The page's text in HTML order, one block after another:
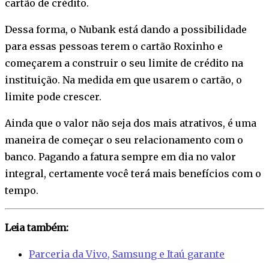
cartão de crédito.
Dessa forma, o Nubank está dando a possibilidade
para essas pessoas terem o cartão Roxinho e
começarem a construir o seu limite de crédito na
instituição. Na medida em que usarem o cartão, o
limite pode crescer.
Ainda que o valor não seja dos mais atrativos, é uma
maneira de começar o seu relacionamento com o
banco. Pagando a fatura sempre em dia no valor
integral, certamente você terá mais benefícios com o
tempo.
Leia também:
Parceria da Vivo, Samsung e Itaú garante